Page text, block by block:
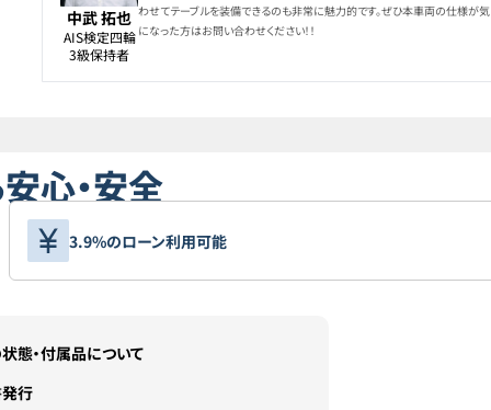
中武 拓也
AIS検定四輪
3級保持者
わせてテーブルを装備できるのも非常に魅力的です。ぜひ本車両の仕様が気
になった方はお問い合わせください！！
心・安全
3.9%のローン利用可能
態・付属品について
行